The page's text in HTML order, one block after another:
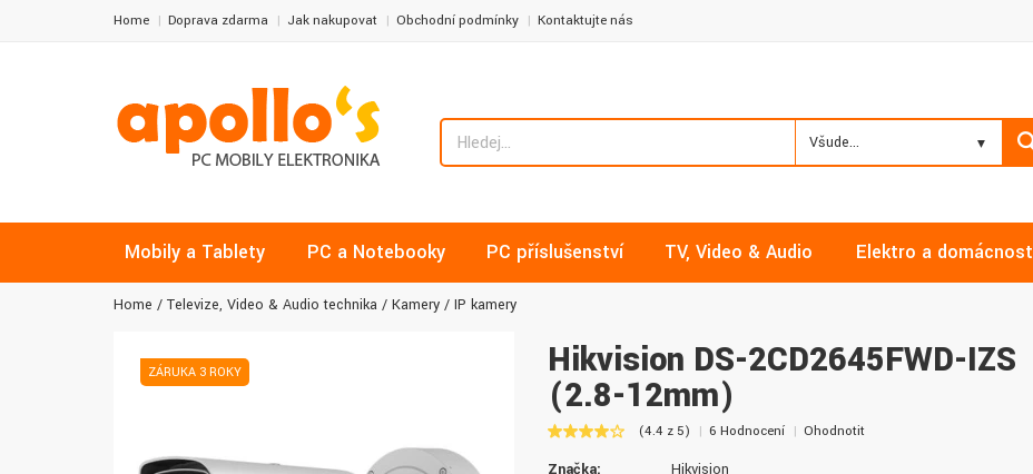
Home Doprava zdarma Jak nakupovat Obchodní podmínky Kontaktujte nás
Všude...
Mobily a Tablety PC a Notebooky PC příslušenství TV, Video & Audio Elektro a domácnost
Home Televize, Video & Audio technika Kamery IP kamery
ZÁRUKA 3 ROKY Hikvision DS-2CD2645FWD-IZS
(2.8-12mm)
(4.4 z 5) 6 Hodnocení Ohodnotit
Značka:
Hikvision
Milan, Mělník